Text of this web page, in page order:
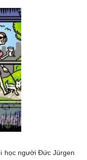
học người Đức Jürgen